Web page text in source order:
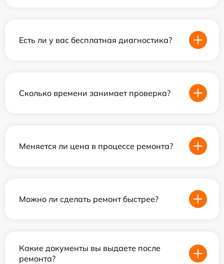
Есть ли у вас бесплатная диагностика?
Сколько времени занимает проверка?
Меняется ли цена в процессе ремонта?
Можно ли сделать ремонт быстрее?
Какие документы вы выдаете после
ремонта?